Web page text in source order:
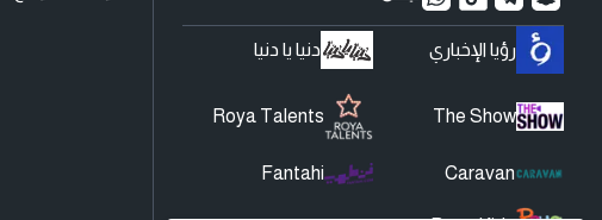
رؤيا الإخباري دنيا يا دنيا
The Show
Roya Talents
Caravan
Fantahi